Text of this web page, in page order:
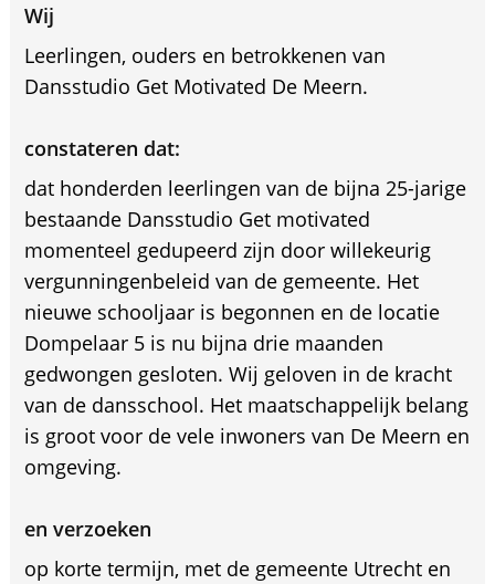
Wij
Leerlingen, ouders en betrokkenen van
Dansstudio Get Motivated De Meern.
constateren dat:
dat honderden leerlingen van de bijna 25-jarige
bestaande Dansstudio Get motivated
momenteel gedupeerd zijn door willekeurig
vergunningenbeleid van de gemeente. Het
nieuwe schooljaar is begonnen en de locatie
Dompelaar 5 is nu bijna drie maanden
gedwongen gesloten. Wij geloven in de kracht
van de dansschool. Het maatschappelijk belang
is groot voor de vele inwoners van De Meern en
omgeving.
en verzoeken
op korte termijn, met de gemeente Utrecht en